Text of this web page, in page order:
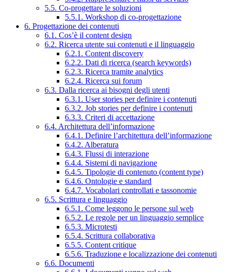
5.5. Co-progettare le soluzioni
5.5.1. Workshop di co-progettazione
6. Progettazione dei contenuti
6.1. Cos’è il content design
6.2. Ricerca utente sui contenuti e il linguaggio
6.2.1. Content discovery
6.2.2. Dati di ricerca (search keywords)
6.2.3. Ricerca tramite analytics
6.2.4. Ricerca sui forum
6.3. Dalla ricerca ai bisogni degli utenti
6.3.1. User stories per definire i contenuti
6.3.2. Job stories per definire i contenuti
6.3.3. Criteri di accettazione
6.4. Architettura dell’informazione
6.4.1. Definire l’architettura dell’informazione
6.4.2. Alberatura
6.4.3. Flussi di interazione
6.4.4. Sistemi di navigazione
6.4.5. Tipologie di contenuto (content type)
6.4.6. Ontologie e standard
6.4.7. Vocabolari controllati e tassonomie
6.5. Scrittura e linguaggio
6.5.1. Come leggono le persone sul web
6.5.2. Le regole per un linguaggio semplice
6.5.3. Microtesti
6.5.4. Scrittura collaborativa
6.5.5. Content critique
6.5.6. Traduzione e localizzazione dei contenuti
6.6. Documenti